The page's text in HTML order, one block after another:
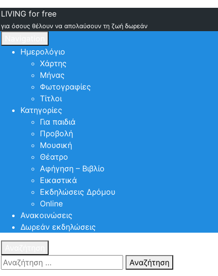
LIVING for free
για όσους θέλουν να απολαύσουν τη ζωή δωρεάν
Ημερολόγιο
Χάρτης
Μήνας
Φωτογραφίες
Τίτλοι
Κατηγορίες
Για παιδιά
Προβολή
Μουσική
Θέατρο
Αφήγηση – Βιβλίο
Εικαστικά
Εκδηλώσεις Δρόμου
Online
Ανακοινώσεις
Δωρεάν εκδηλώσεις
Αναζήτηση